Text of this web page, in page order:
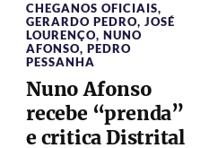
CHEGANOS OFICIAIS,
GERARDO PEDRO,JOSÉ
LOURENÇO,NUNO
AFONSO,PEDRO
PESSANHA
Nuno Afonso
recebe “prenda”
e critica Distrital